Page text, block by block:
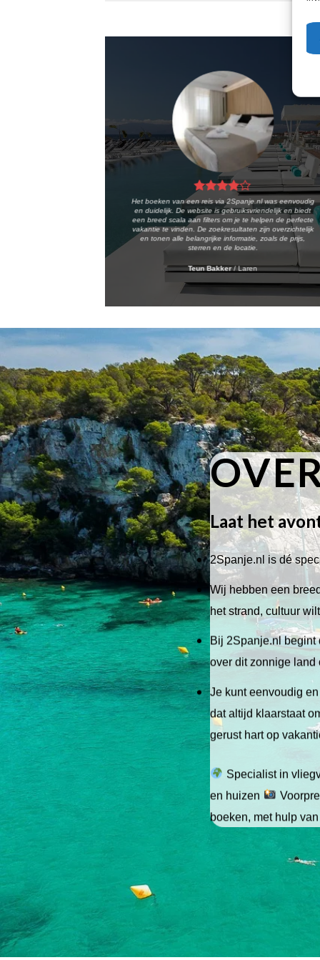
Het boeken van een reis via 2Spanje.nl was eenvoudig
en duidelijk. De website is gebruiksvriendelijk en biedt
een breed scala aan filters om je te helpen de perfecte
vakantie te vinden. De zoekresultaten zijn overzichtelijk
en tonen alle belangrijke informatie, zoals de prijs,
sterren en de locatie.
Teun Bakker /Laren
Laat het
2Spanje.nl is dé
Wij hebben een
het strand, cultuur
Bij 2Spanje.nl begint
over dit zonnige land
Je kunt eenvoudig
dat altijd klaarstaat
gerust hart op
Specialist in
en huizen
boeken, met hulp